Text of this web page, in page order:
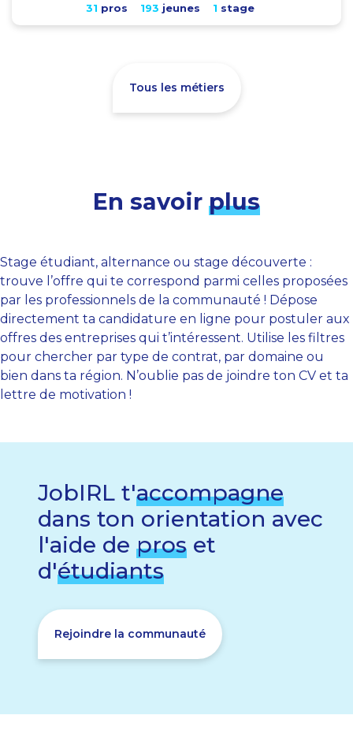
31 pros 193 jeunes 1 stage
Tous les métiers
En savoir plus
Stage étudiant, alternance ou stage découverte :
trouve l’offre qui te correspond parmi celles proposées
par les professionnels de la communauté ! Dépose
directement ta candidature en ligne pour postuler aux
offres des entreprises qui t’intéressent. Utilise les filtres
pour chercher par type de contrat, par domaine ou
bien dans ta région. N’oublie pas de joindre ton CV et ta
lettre de motivation !
JobIRL t'accompagne
dans ton orientation avec
l'aide de pros et
d'étudiants
Rejoindre la communauté